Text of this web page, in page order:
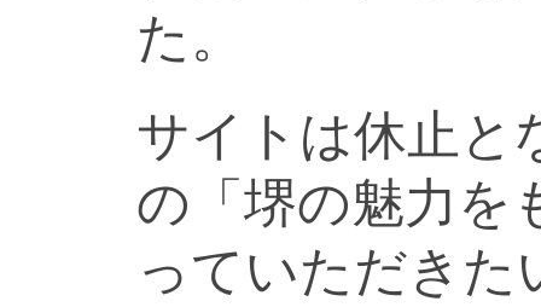
た。
サイトは休止と
の「堺の魅力を
っていただきた